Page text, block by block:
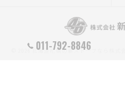
011-792-8846
© 2026 北海道札幌の薪ストーブなら株式会